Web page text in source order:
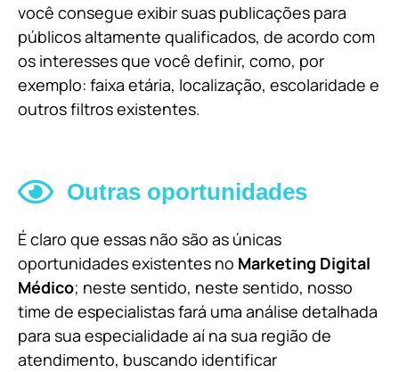
você consegue exibir suas publicações para
públicos altamente qualificados, de acordo com
os interesses que você definir, como, por
exemplo: faixa etária, localização, escolaridade e
outros filtros existentes.
Outras oportunidades
É claro que essas não são as únicas
oportunidades existentes no Marketing Digital
Médico; neste sentido, neste sentido, nosso
time de especialistas fará uma análise detalhada
para sua especialidade aí na sua região de
atendimento, buscando identificar